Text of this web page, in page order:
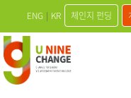
ENG | KR 체인지 펀딩